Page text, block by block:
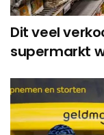
Dit veel
supermarkt